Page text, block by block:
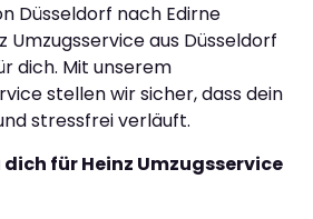
Düsseldorf nach Edirne
Umzugsservice aus Düsseldorf
dich. Mit unserem
stellen wir sicher, dass dein
stressfrei verläuft.
für Heinz Umzugsservice